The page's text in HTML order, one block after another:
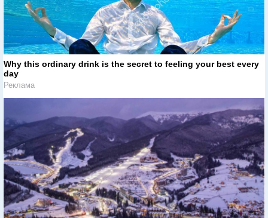
Why this ordinary drink is the secret to feeling your best every
day
Реклама